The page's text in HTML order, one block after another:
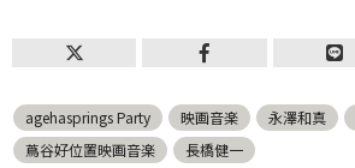
agehasprings Party 映画音楽 永澤和真
蔦谷好位置映画音楽
長橋健一